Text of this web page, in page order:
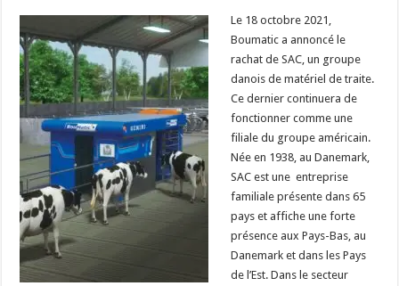
Le 18 octobre 2021,
Boumatic a annoncé le
rachat de SAC, un groupe
danois de matériel de traite.
Ce dernier continuera de
fonctionner comme une
filiale du groupe américain.
Née en 1938, au Danemark,
SAC est une entreprise
familiale présente dans 65
pays et affiche une forte
présence aux Pays-Bas, au
Danemark et dans les Pays
de l’Est. Dans le secteur